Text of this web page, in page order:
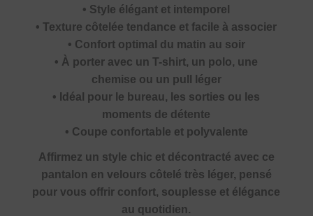
• Style élégant et intemporel
• Texture côtelée tendance et facile à associer
• Confort optimal du matin au soir
• À porter avec un T-shirt, un polo, une
chemise ou un pull léger
• Idéal pour le bureau, les sorties ou les
moments de détente
• Coupe confortable et polyvalente
Affirmez un style chic et décontracté avec ce
pantalon en velours côtelé très léger, pensé
pour vous offrir confort, souplesse et élégance
au quotidien.